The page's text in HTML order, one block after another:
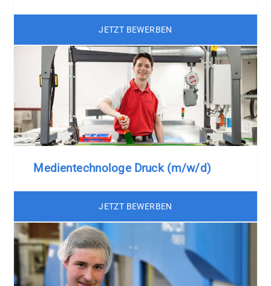
JETZT BEWERBEN
Medientechnologe Druck (m/w/d)
JETZT BEWERBEN